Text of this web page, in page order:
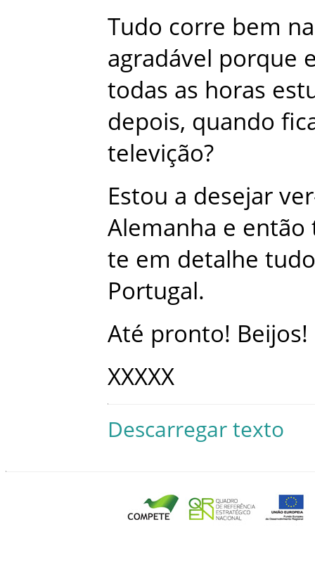
Tudo corre bem
agradável porque
todas as horas
depois, quando
televição?
Estou a desejar
Alemanha e então
te em detalhe tudo
Portugal.
Até pronto! Beijos!
XXXXX
Descarregar texto